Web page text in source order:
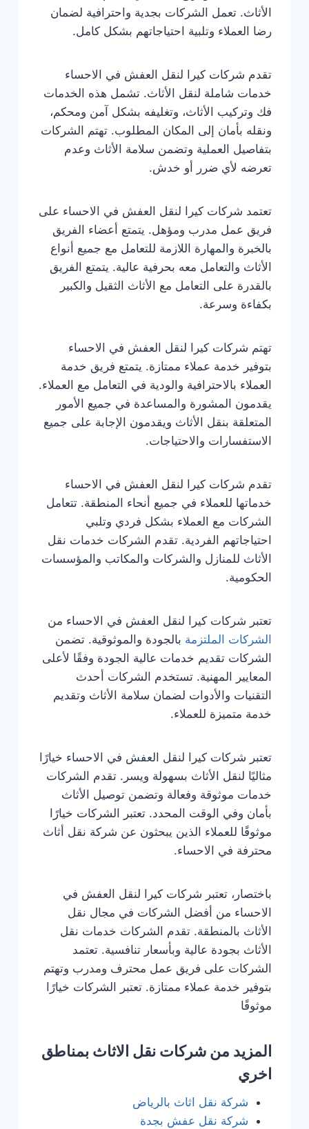
الأثاث. تعمل الشركات بجدية واحترافية لضمان
رضا العملاء وتلبية احتياجاتهم بشكل كامل.
تقدم شركات كيرا لنقل العفش في الاحساء
خدمات شاملة لنقل الأثاث. تشمل هذه الخدمات
فك وتركيب الأثاث، وتغليفه بشكل آمن ومحكم،
ونقله بأمان إلى المكان المطلوب. تهتم الشركات
بتفاصيل العملية وتضمن سلامة الأثاث وعدم
تعرضه لأي ضرر أو خدش.
تعتمد شركات كيرا لنقل العفش في الاحساء على
فريق عمل مدرب ومؤهل. يتمتع أعضاء الفريق
بالخبرة والمهارة اللازمة للتعامل مع جميع أنواع
الأثاث والتعامل معه بحرفية عالية. يتمتع الفريق
بالقدرة على التعامل مع الأثاث الثقيل والكبير
بكفاءة وسرعة.
تهتم شركات كيرا لنقل العفش في الاحساء
بتوفير خدمة عملاء ممتازة. يتمتع فريق خدمة
العملاء بالاحترافية والودية في التعامل مع العملاء.
يقدمون المشورة والمساعدة في جميع الأمور
المتعلقة بنقل الأثاث ويقدمون الإجابة على جميع
الاستفسارات والاحتياجات.
تقدم شركات كيرا لنقل العفش في الاحساء
خدماتها للعملاء في جميع أنحاء المنطقة. تتعامل
الشركات مع العملاء بشكل فردي وتلبي
احتياجاتهم الفردية. تقدم الشركات خدمات نقل
الأثاث للمنازل والشركات والمكاتب والمؤسسات
الحكومية.
تعتبر شركات كيرا لنقل العفش في الاحساء من
الشركات الملتزمة بالجودة والموثوقية. تضمن
الشركات تقديم خدمات عالية الجودة وفقًا لأعلى
المعايير المهنية. تستخدم الشركات أحدث
التقنيات والأدوات لضمان سلامة الأثاث وتقديم
خدمة متميزة للعملاء.
تعتبر شركات كيرا لنقل العفش في الاحساء خيارًا
مثاليًا لنقل الأثاث بسهولة ويسر. تقدم الشركات
خدمات موثوقة وفعالة وتضمن توصيل الأثاث
بأمان وفي الوقت المحدد. تعتبر الشركات خيارًا
موثوقًا للعملاء الذين يبحثون عن شركة نقل أثاث
محترفة في الاحساء.
باختصار، تعتبر شركات كيرا لنقل العفش في
الاحساء من أفضل الشركات في مجال نقل
الأثاث بالمنطقة. تقدم الشركات خدمات نقل
الأثاث بجودة عالية وبأسعار تنافسية. تعتمد
الشركات على فريق عمل محترف ومدرب وتهتم
بتوفير خدمة عملاء ممتازة. تعتبر الشركات خيارًا
موثوقًا
المزيد من شركات نقل الاثاث بمناطق
اخري
شركة نقل اثاث بالرياض
شركة نقل عفش بجدة